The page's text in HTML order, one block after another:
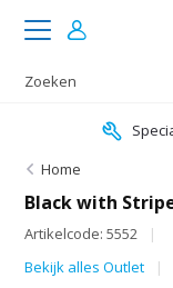
Home
Black with
Artikelcode: 5552
Bekijk alles Outlet